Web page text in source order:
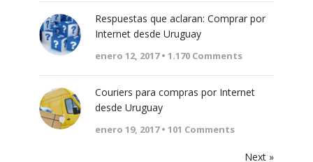
Respuestas que aclaran: Comprar por
Internet desde Uruguay
enero 12, 2017 • 1.170Comments
Couriers para compras por Internet
desde Uruguay
enero 19, 2017 • 101 Comments
Next »